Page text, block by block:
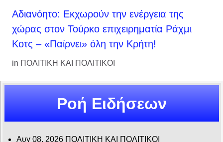
Αδιανόητο: Εκχωρούν την ενέργεια της
χώρας στον Τούρκο επιχειρηματία Ράχμι
Κοτς – «Παίρνει» όλη την Κρήτη!
in ΠΟΛΙΤΙΚΗ ΚΑΙ ΠΟΛΙΤΙΚΟΙ
Ροή Ειδήσεων
Αυγ 08, 2026 ΠΟΛΙΤΙΚΗ ΚΑΙ ΠΟΛΙΤΙΚΟΙ